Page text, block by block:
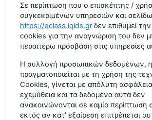
Σε περίπτωση που ο επισκέπτης /
συγκεκριμένων υπηρεσιών και
https://eclass.iqids.grδεν επιθυμεί
cookies για την αναγνώριση του δεν
περαιτέρω πρόσβαση στις υπηρεσίες
Η συλλογή προσωπικών δεδομένων,
πραγματοποιείται με τη χρήση της
Cookies, γίνεται με απόλυτη
εχεμύθεια και τα δεδομένα αυτά δεν
ανακοινώνονται σε καμία περίπτωση
εκτός αν κατ’ εξαίρεση επιτρέπεται